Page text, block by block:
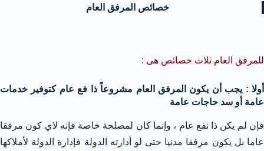
خصائص المرفق العام
للمرفق العام ثلاث خصائص هى :
أولا : يجب أن يكون المرفق العام مشروعاً ذا فع عام كتوفير خدمات
عامة أو سد حاجات عامة
فإن لم يكن ذا نفع عام ، وإنما كان لمصلحة خاصة فإنه لاي كون مرفقا
عاما بل يكون مرفقا مدنيا حتى لو أدارته الدولة فإدارة الدولة لأملاكها